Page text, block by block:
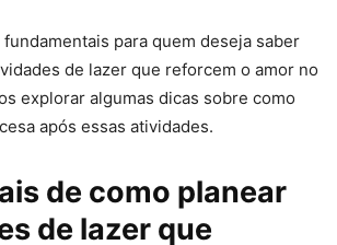
fundamentais para quem deseja saber
de lazer que reforcem o amor no
explorar algumas dicas sobre como
após essas atividades.
de como planear
de lazer que